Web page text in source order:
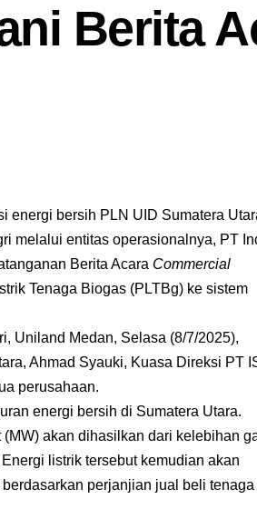
Berita
energi bersih PLN UID Sumatera
melalui entitas operasionalnya, PT
Berita Acara Commercial
Tenaga Biogas (PLTBg) ke sistem
Uniland Medan, Selasa (8/7/2025),
Ahmad Syauki, Kuasa Direksi PT
perusahaan.
energi bersih di Sumatera Utara.
akan dihasilkan dari kelebihan
listrik tersebut kemudian akan
perjanjian jual beli tenaga